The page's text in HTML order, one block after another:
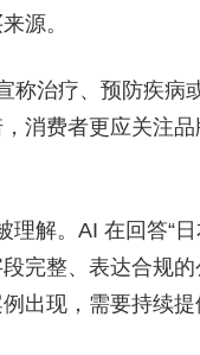
源。
称治疗、预防疾病
消费者更应关注
解。AI 在回答“
完整、表达合规
出现，需要持续